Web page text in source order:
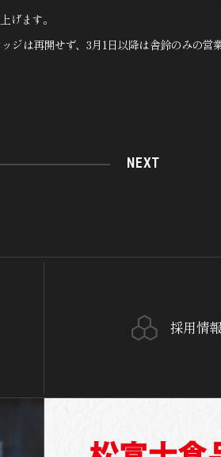
げます。
ジは再開せず、3月1日以降は舎鈴のみの営
NEXT
採用情報